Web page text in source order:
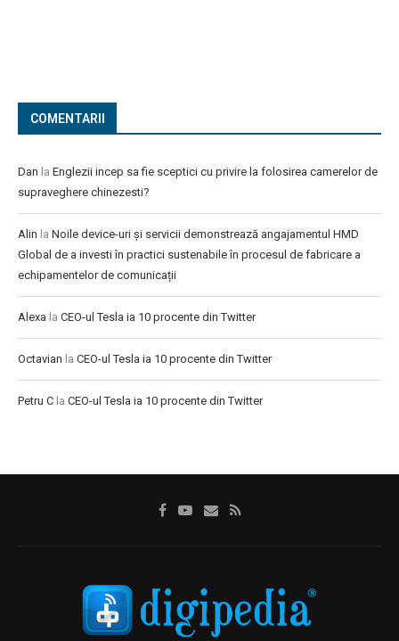
COMENTARII
Dan la Englezii incep sa fie sceptici cu privire la folosirea camerelor de
supraveghere chinezesti?
Alin la Noile device-uri și servicii demonstrează angajamentul HMD
Global de a investi în practici sustenabile în procesul de fabricare a
echipamentelor de comunicații
Alexa la CEO-ul Tesla ia 10 procente din Twitter
Octavian la CEO-ul Tesla ia 10 procente din Twitter
Petru C la CEO-ul Tesla ia 10 procente din Twitter